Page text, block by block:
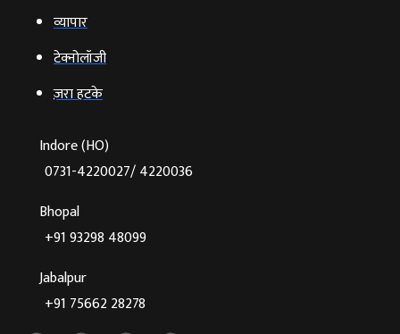
व्‍यापार
टेक्‍नोलॉजी
ज़रा हटके
Indore (HO)
0731-4220027/ 4220036
Bhopal
+91 93298 48099
Jabalpur
+91 75662 28278